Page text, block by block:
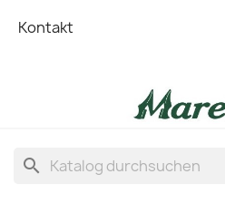
Kontakt
search